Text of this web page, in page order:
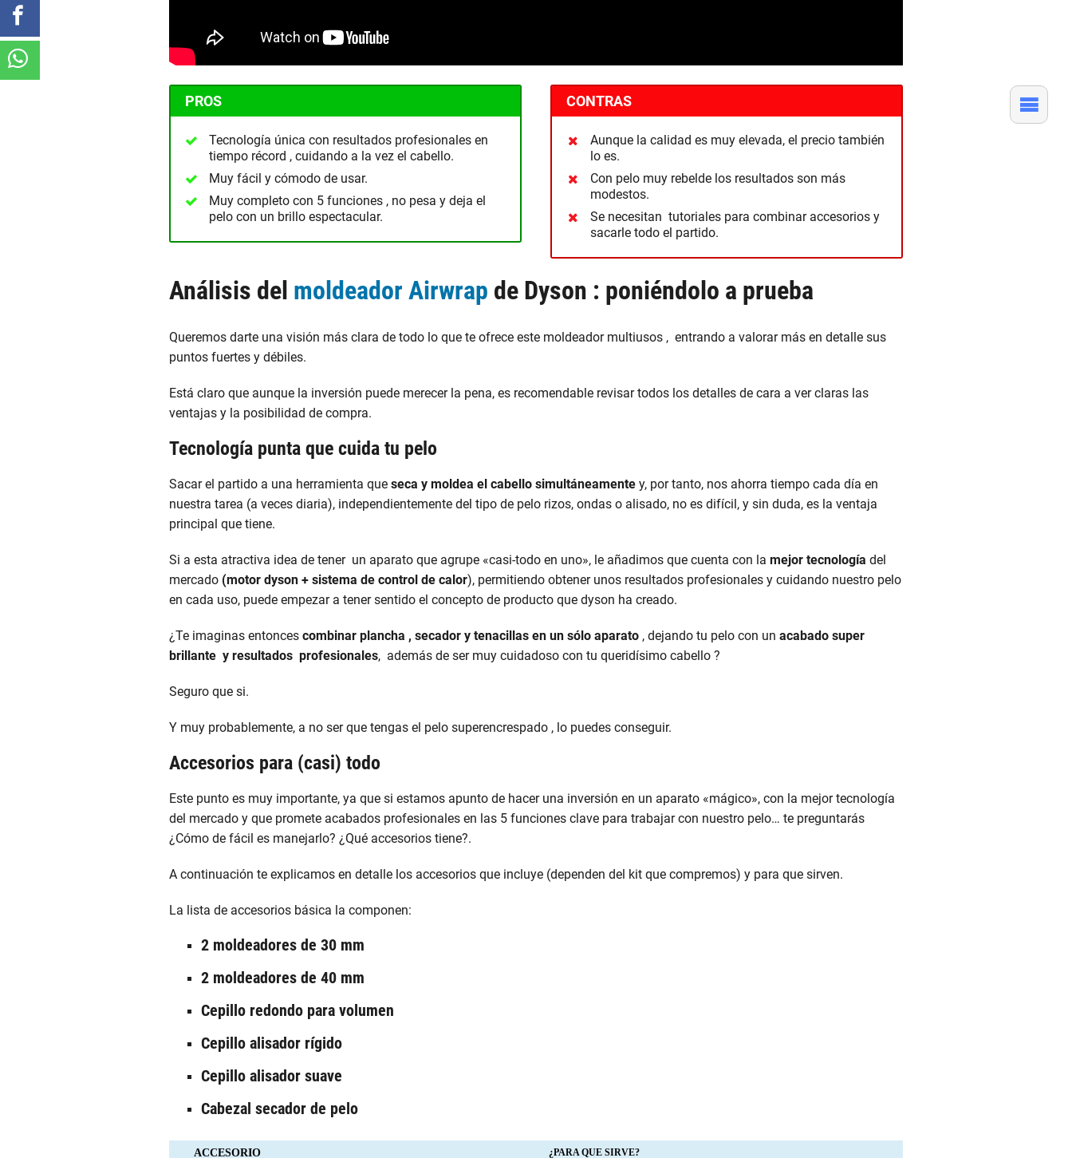
PROS
Tecnología única con resultados profesionales en
tiempo récord , cuidando a la vez el cabello.
Muy fácil y cómodo de usar.
Muy completo con 5 funciones , no pesa y deja el
pelo con un brillo espectacular.
CONTRAS
Aunque la calidad es muy elevada, el precio también
lo es.
Con pelo muy rebelde los resultados son más
modestos.
Se necesitan tutoriales para combinar accesorios y
sacarle todo el partido.
Análisis del moldeador Airwrap de Dyson : poniéndolo a prueba
Queremos darte una visión más clara de todo lo que te ofrece este moldeador multiusos , entrando a valorar más en detalle sus
puntos fuertes y débiles.
Está claro que aunque la inversión puede merecer la pena, es recomendable revisar todos los detalles de cara a ver claras las
ventajas y la posibilidad de compra.
Tecnología punta que cuida tu pelo
Sacar el partido a una herramienta que seca y moldea el cabello simultáneamente y, por tanto, nos ahorra tiempo cada día en
nuestra tarea (a veces diaria), independientemente del tipo de pelo rizos, ondas o alisado, no es difícil, y sin duda, es la ventaja
principal que tiene.
Si a esta atractiva idea de tener un aparato que agrupe «casi-todo en uno», le añadimos que cuenta con la mejor tecnología del
mercado (motor dyson + sistema de control de calor), permitiendo obtener unos resultados profesionales y cuidando nuestro pelo
en cada uso, puede empezar a tener sentido el concepto de producto que dyson ha creado.
¿Te imaginas entonces combinar plancha , secador y tenacillas en un sólo aparato , dejando tu pelo con un acabado super
brillante y resultados profesionales, además de ser muy cuidadoso con tu queridísimo cabello ?
Seguro que si.
Y muy probablemente, a no ser que tengas el pelo superencrespado , lo puedes conseguir.
Accesorios para (casi) todo
Este punto es muy importante, ya que si estamos apunto de hacer una inversión en un aparato «mágico», con la mejor tecnología
del mercado y que promete acabados profesionales en las 5 funciones clave para trabajar con nuestro pelo… te preguntarás
¿Cómo de fácil es manejarlo? ¿Qué accesorios tiene?.
A continuación te explicamos en detalle los accesorios que incluye (dependen del kit que compremos) y para que sirven.
La lista de accesorios básica la componen:
2 moldeadores de 30 mm
2 moldeadores de 40 mm
Cepillo redondo para volumen
Cepillo alisador rígido
Cepillo alisador suave
Cabezal secador de pelo
ACCESORIO ¿PARA QUE SIRVE?